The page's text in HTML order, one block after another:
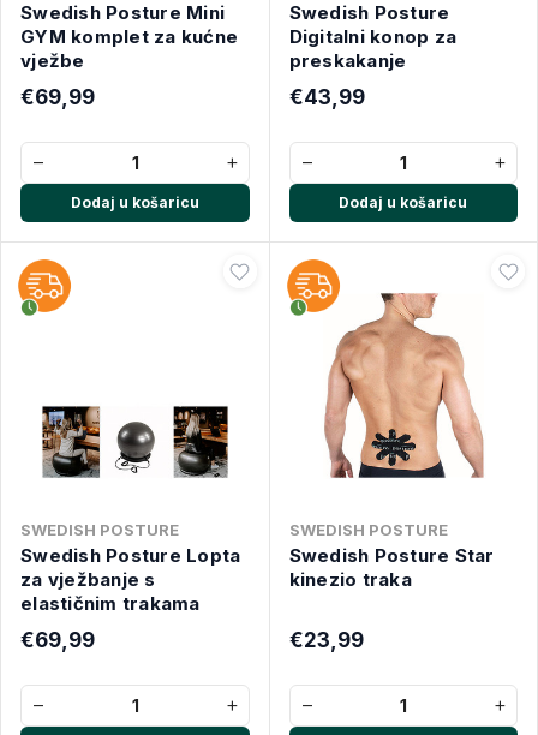
Swedish Posture Mini
GYM komplet za kućne
vježbe
€69,99
− +
Dodaj u košaricu
Swedish Posture
Digitalni konop za
preskakanje
€43,99
− +
Dodaj u košaricu
SWEDISH POSTURE
Swedish Posture Lopta
za vježbanje s
elastičnim trakama
€69,99
− +
SWEDISH POSTURE
Swedish Posture Star
kinezio traka
€23,99
− +